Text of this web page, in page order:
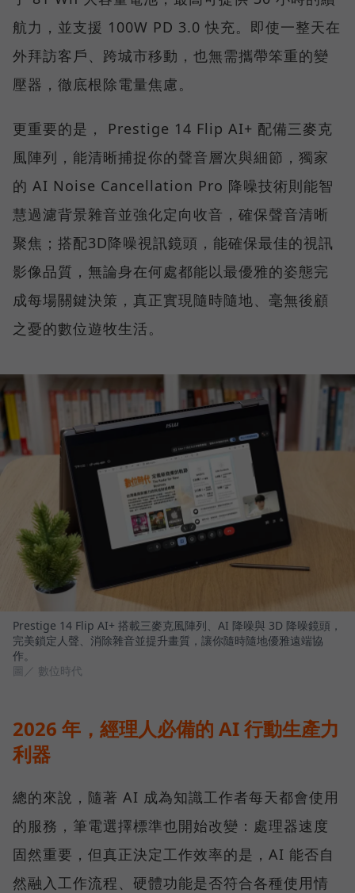
航力，並支援 100W PD 3.0 快充。即使一整天在
外拜訪客戶、跨城市移動，也無需攜帶笨重的變
壓器，徹底根除電量焦慮。
更重要的是， Prestige 14 Flip AI+ 配備三麥克
風陣列，能清晰捕捉你的聲音層次與細節，獨家
的 AI Noise Cancellation Pro 降噪技術則能智
慧過濾背景雜音並強化定向收音，確保聲音清晰
聚焦；搭配3D降噪視訊鏡頭，能確保最佳的視訊
影像品質，無論身在何處都能以最優雅的姿態完
成每場關鍵決策，真正實現隨時隨地、毫無後顧
之憂的數位遊牧生活。
Prestige 14 Flip AI+ 搭載三麥克風陣列、AI 降噪與 3D 降噪鏡頭，
完美鎖定人聲、消除雜音並提升畫質，讓你隨時隨地優雅遠端協
作。
圖／ 數位時代
2026 年，經理人必備的 AI 行動生產力
利器
總的來說，隨著 AI 成為知識工作者每天都會使用
的服務，筆電選擇標準也開始改變：處理器速度
固然重要，但真正決定工作效率的是，AI 能否自
然融入工作流程、硬體功能是否符合各種使用情